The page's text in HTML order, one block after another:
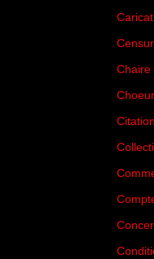
Chaire
Choeur